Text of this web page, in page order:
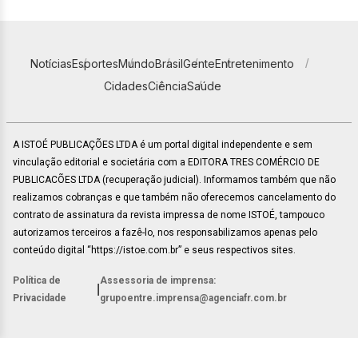
NotíciasEsportesMundoBrasilGenteEntretenimento
CidadesCiênciaSaúde
A ISTOÉ PUBLICAÇÕES LTDA é um portal digital independente e sem
vinculação editorial e societária com a EDITORA TRES COMÉRCIO DE
PUBLICACÕES LTDA (recuperação judicial). Informamos também que não
realizamos cobranças e que também não oferecemos cancelamento do
contrato de assinatura da revista impressa de nome ISTOÉ, tampouco
autorizamos terceiros a fazê-lo, nos responsabilizamos apenas pelo
conteúdo digital “https://istoe.com.br” e seus respectivos sites.
Política de
Privacidade
Assessoria de imprensa:
grupoentre.imprensa@agenciafr.com.br